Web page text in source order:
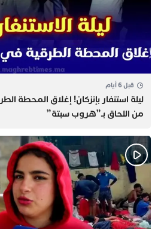
قبل 6 أيام
​ليلة استنفار بإنزكان! إغلاق المحطة
من اللحاق بـ”هروب سبتة”